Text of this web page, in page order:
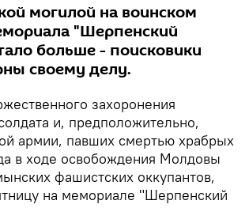
могилой на воинском
"Шерпенский
больше - поисковики
своему делу.
захоронения
и, предположительно,
армии, павших смертью храбрых
в ходе освобождения Молдовы
фашистских оккупантов,
на мемориале "Шерпенский